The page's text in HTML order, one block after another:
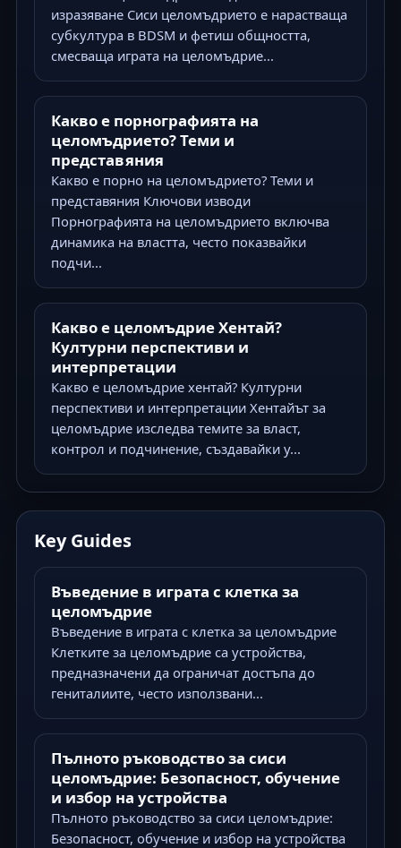
изразяване Сиси целомъдрието е нарастваща
субкултура в BDSM и фетиш общността,
смесваща играта на целомъдрие...
Какво е порнографията на
целомъдрието? Теми и
представяния
Какво е порно на целомъдрието? Теми и
представяния Ключови изводи
Порнографията на целомъдрието включва
динамика на властта, често показвайки
подчи...
Какво е целомъдрие Хентай?
Културни перспективи и
интерпретации
Какво е целомъдрие хентай? Културни
перспективи и интерпретации Хентайът за
целомъдрие изследва темите за власт,
контрол и подчинение, създавайки у...
Key Guides
Въведение в играта с клетка за
целомъдрие
Въведение в играта с клетка за целомъдрие
Клетките за целомъдрие са устройства,
предназначени да ограничат достъпа до
гениталиите, често използвани...
Пълното ръководство за сиси
целомъдрие: Безопасност, обучение
и избор на устройства
Пълното ръководство за сиси целомъдрие:
Безопасност, обучение и избор на устройства